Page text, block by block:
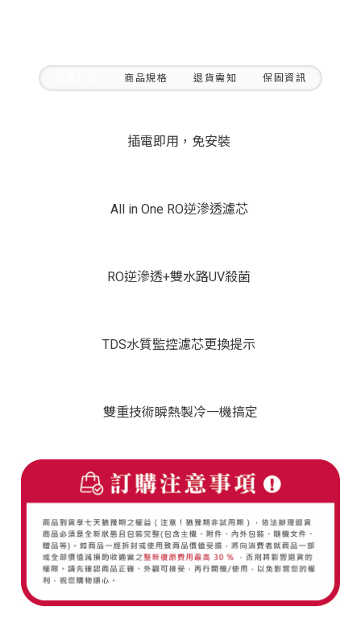
商品規格 退貨需知 保固資訊
插電即用，免安裝
All in One RO逆滲透濾芯
RO逆滲透+雙水路UV殺菌
TDS水質監控濾芯更換提示
雙重技術瞬熱製冷一機搞定